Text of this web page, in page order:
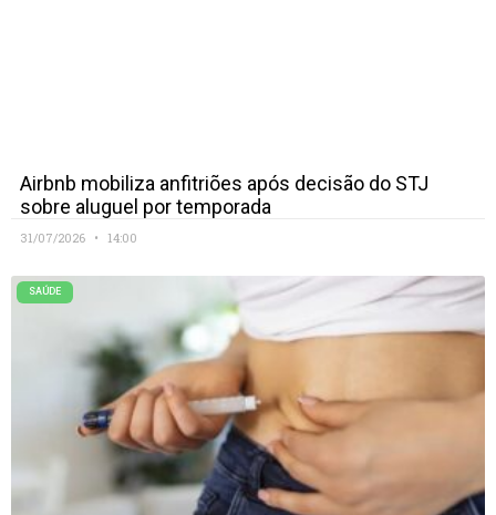
Airbnb mobiliza anfitriões após decisão do STJ
sobre aluguel por temporada
31/07/2026 14:00
SAÚDE